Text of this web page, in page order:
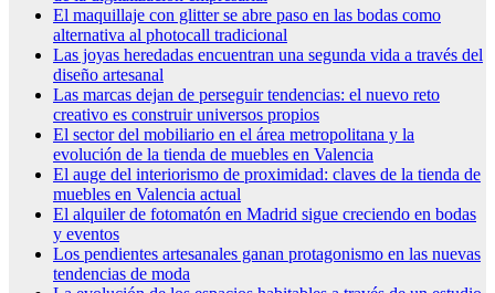
El maquillaje con glitter se abre paso en las bodas como
alternativa al photocall tradicional
Las joyas heredadas encuentran una segunda vida a través del
diseño artesanal
Las marcas dejan de perseguir tendencias: el nuevo reto
creativo es construir universos propios
El sector del mobiliario en el área metropolitana y la
evolución de la tienda de muebles en Valencia
El auge del interiorismo de proximidad: claves de la tienda de
muebles en Valencia actual
El alquiler de fotomatón en Madrid sigue creciendo en bodas
y eventos
Los pendientes artesanales ganan protagonismo en las nuevas
tendencias de moda